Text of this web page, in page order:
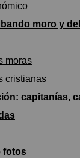
bando moro y
moras
cristianas
capitanías,
fotos